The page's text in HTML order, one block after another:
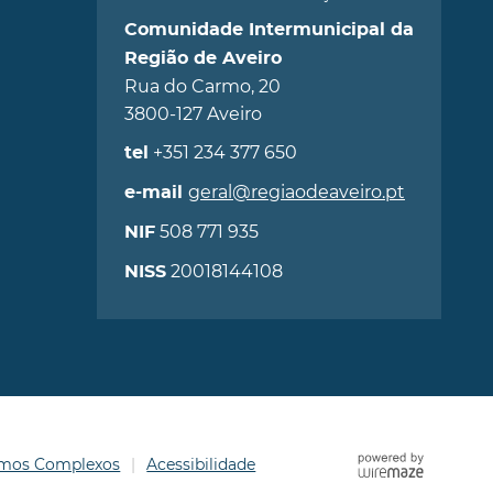
Comunidade Intermunicipal da
Região de Aveiro
Rua do Carmo, 20
3800-127 Aveiro
tel +351 234 377 650
e-mail geral@regiaodeaveiro.pt
NIF508 771 935
NISS20018144108
Complexos Acessibilidade